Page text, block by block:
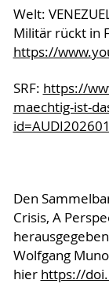
Welt:
Militär rückt in
https://
SRF: https://
maechtig-ist-
Den
Crisis, A
Wolfgang
hier https://